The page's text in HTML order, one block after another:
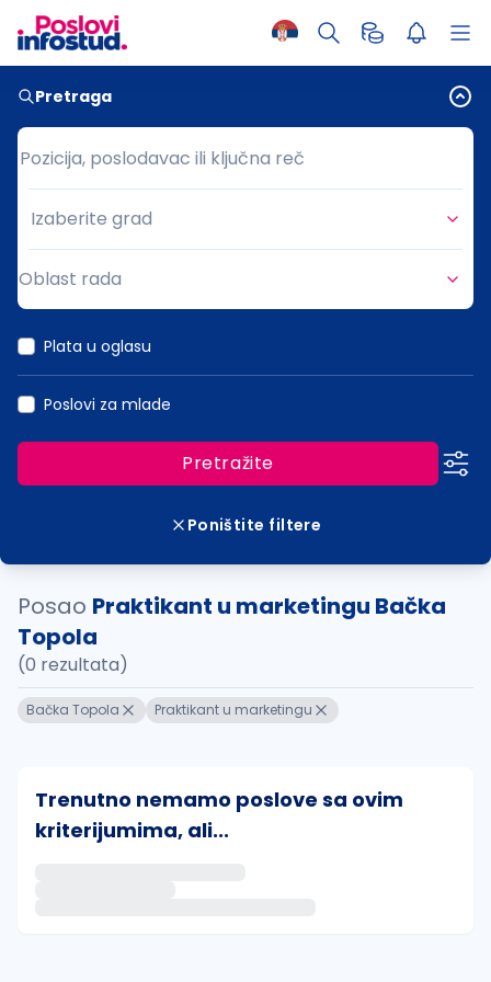
Pretraga
Pozicija, poslodavac ili ključna reč
Pozicija, poslodavac ili ključna reč
Grad
Izaberite grad
Oblast rada
Plata u oglasu
Poslovi za mlade
Pretražite
Poništite filtere
Posao Praktikant u marketingu Bačka
Topola
(0 rezultata)
Bačka Topola Praktikant u marketingu
Trenutno nemamo poslove sa ovim
kriterijumima, ali...